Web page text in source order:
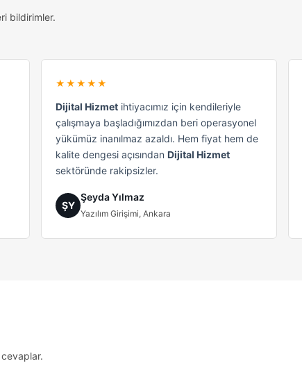
bildirimler.
★★★★★
Dijital Hizmet ihtiyacımız için kendileriyle
çalışmaya başladığımızdan beri operasyonel
yükümüz inanılmaz azaldı. Hem fiyat hem de
kalite dengesi açısından Dijital Hizmet
sektöründe rakipsizler.
ŞY
Şeyda Yılmaz
Yazılım Girişimi, Ankara
cevaplar.